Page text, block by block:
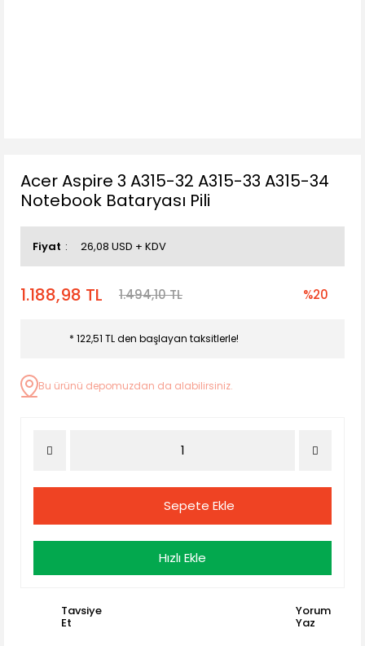
Acer Aspire 3 A315-32 A315-33 A315-34
Notebook Bataryası Pili
Fiyat 26,08 USD + KDV
1.188,98 TL 1.494,10 TL %20
* 122,51 TL den başlayan taksitlerle!
Bu ürünü depomuzdan da alabilirsiniz.
Sepete Ekle
Hızlı Ekle
Tavsiye
Et
Yorum
Yaz